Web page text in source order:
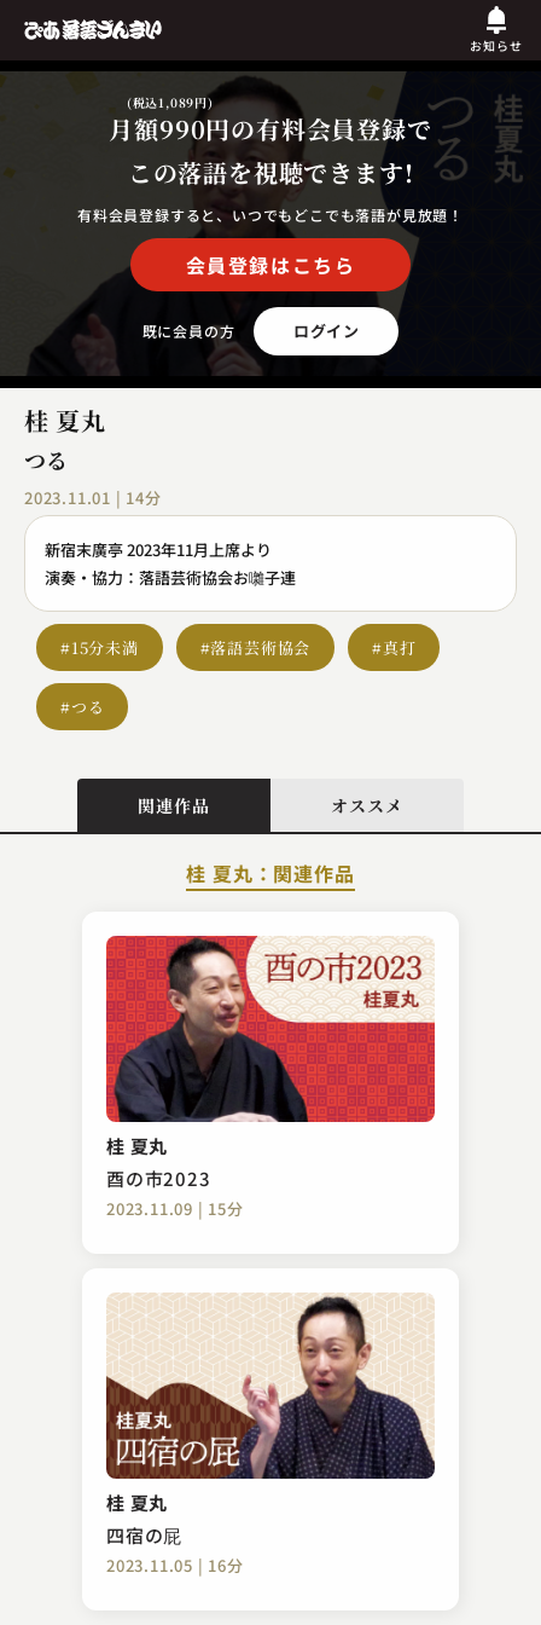
お知らせ
月額990円
(税込1,089円)
の有料会員登録で
この落語を視聴できます!
有料会員登録すると、いつでもどこでも落語が見放題！
会員登録はこちら
既に会員の方 ログイン
桂 夏丸
つる
2023.11.01 | 14分
新宿末廣亭 2023年11月上席より
演奏・協力：落語芸術協会お囃子連
#15分未満 #落語芸術協会 #真打
#つる
関連作品 オススメ
桂 夏丸：関連作品
桂 夏丸
酉の市2023
2023.11.09 | 15分
桂 夏丸
四宿の屁
2023.11.05 | 16分
柳家 さん福
万病円
2023.12.22 | 11分
三遊亭 天どん
ひろっちゃった!!
2023.08.30 | 13分